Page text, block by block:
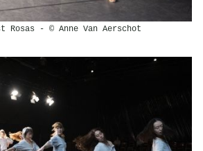
Rosas - © Anne Van Aerschot